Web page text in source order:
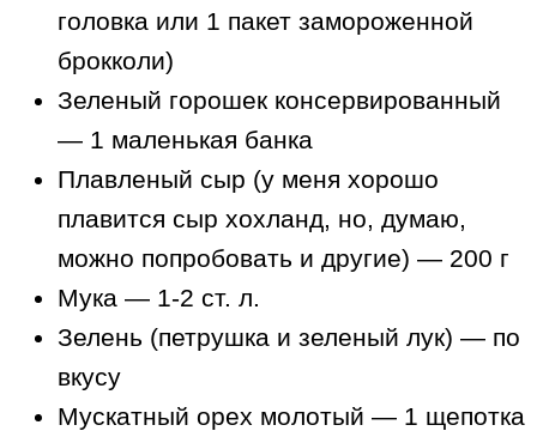
головка или 1 пакет замороженной
брокколи)
Зеленый горошек консервированный
— 1 маленькая банка
Плавленый сыр (у меня хорошо
плавится сыр хохланд, но, думаю,
можно попробовать и другие) — 200 г
Мука — 1-2 ст. л.
Зелень (петрушка и зеленый лук) — по
вкусу
Мускатный орех молотый — 1 щепотка